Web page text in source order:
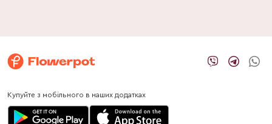
Купуйте з мобільного в наших додатках